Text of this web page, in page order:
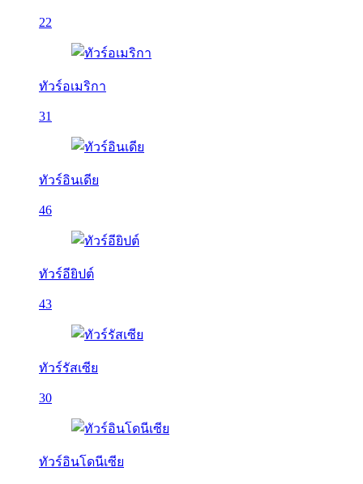
22
ทัวร์อเมริกา
31
ทัวร์อินเดีย
46
ทัวร์อียิปต์
43
ทัวร์รัสเซีย
30
ทัวร์อินโดนีเซีย